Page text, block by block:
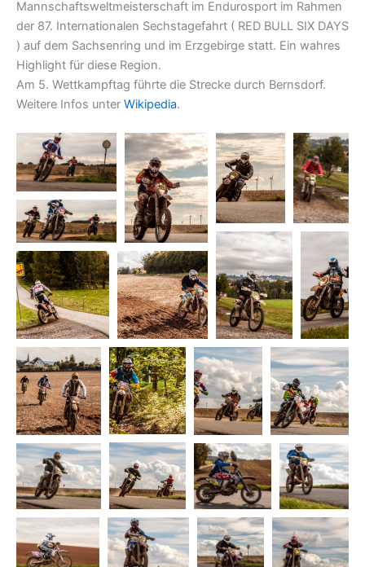
Mannschaftsweltmeisterschaft im Endurosport im Rahmen
der 87. Internationalen Sechstagefahrt ( RED BULL SIX DAYS
) auf dem Sachsenring und im Erzgebirge statt. Ein wahres
Highlight für diese Region.
Am 5. Wettkampftag führte die Strecke durch Bernsdorf.
Weitere Infos unter Wikipedia.